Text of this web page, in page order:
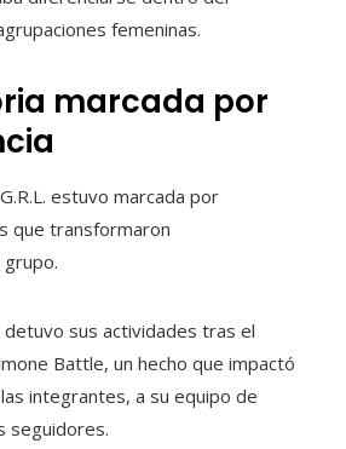
femeninas.
marcada por
estuvo marcada por
que transformaron
detuvo sus actividades tras el
Battle, un hecho que impactó
integrantes, a su equipo de
seguidores.